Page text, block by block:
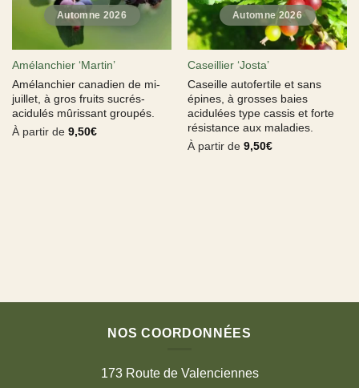
Amélanchier ‘Martin’
Amélanchier canadien de mi-
juillet, à gros fruits sucrés-
acidulés mûrissant groupés.
À partir de 9,50€
Caseillier ‘Josta’
Caseille autofertile et sans
épines, à grosses baies
acidulées type cassis et forte
résistance aux maladies.
À partir de 9,50€
NOS COORDONNÉES
173 Route de Valenciennes